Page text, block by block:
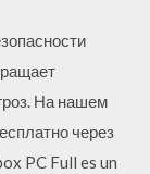
На нашем
через
PC Full es un